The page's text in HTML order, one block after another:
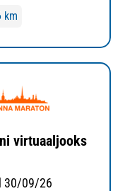
km
virtuaaljooks
30/09/26